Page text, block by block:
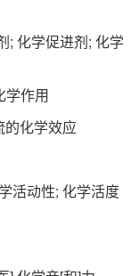
; 化学促进剂; 化学
学作用
的化学效应
活动性; 化学活度